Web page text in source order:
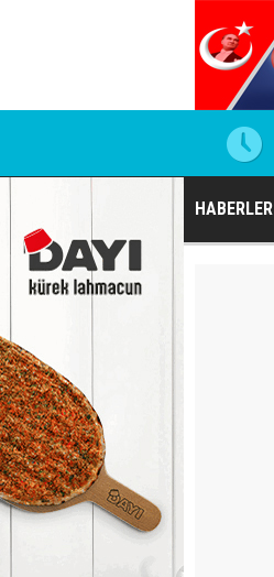
HABERLER